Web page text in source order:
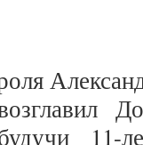
11-